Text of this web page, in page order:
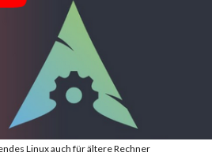
Linux auch für ältere Rechner